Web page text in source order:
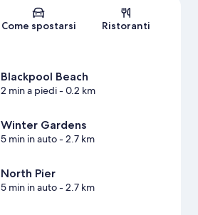
Come spostarsi Ristoranti
Blackpool Beach
2 min a piedi- 0.2 km
Winter Gardens
5 min in auto- 2.7 km
North Pier
5 min in auto- 2.7 km